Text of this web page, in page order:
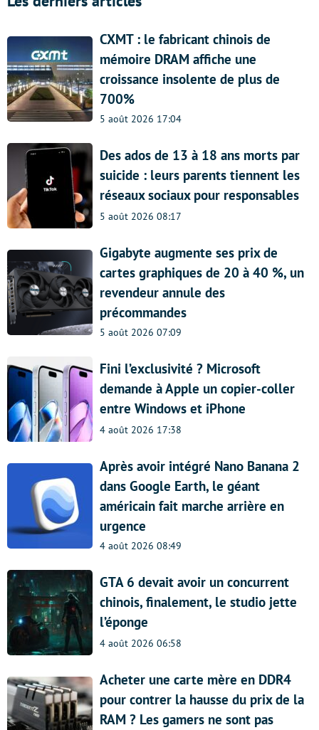
CXMT : le fabricant chinois de
mémoire DRAM affiche une
croissance insolente de plus de
700%
5 août 2026 17:04
Des ados de 13 à 18 ans morts par
suicide : leurs parents tiennent les
réseaux sociaux pour responsables
5 août 2026 08:17
Gigabyte augmente ses prix de
cartes graphiques de 20 à 40 %, un
revendeur annule des
précommandes
5 août 2026 07:09
Fini l’exclusivité ? Microsoft
demande à Apple un copier-coller
entre Windows et iPhone
4 août 2026 17:38
Après avoir intégré Nano Banana 2
dans Google Earth, le géant
américain fait marche arrière en
urgence
4 août 2026 08:49
GTA 6 devait avoir un concurrent
chinois, finalement, le studio jette
l’éponge
4 août 2026 06:58
Acheter une carte mère en DDR4
pour contrer la hausse du prix de la
RAM ? Les gamers ne sont pas